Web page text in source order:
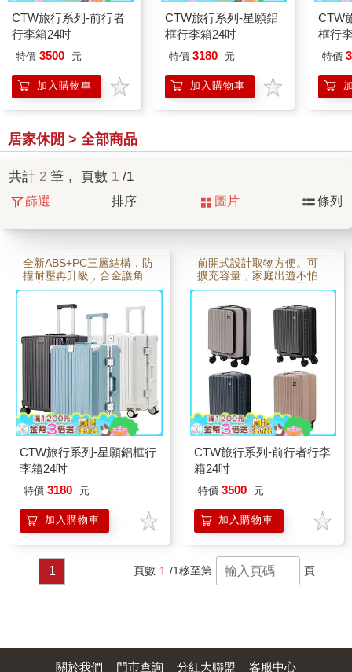
CTW旅行系列-前行者
行李箱24吋
特價 3500 元
加入購物車
CTW旅行系列-星願鋁
框行李箱24吋
特價 3180 元
加入購物車
CTW
框行
特價
居家休閒 > 全部商品
共計 2 筆， 頁數 1 /1
篩選 排序 圖片 條列
全新ABS+PC三層結構，防
撞耐壓再升級，合金護角
保護更全面。加厚三段金
導航超便利。TSA海關鎖，
與USB雙充電孔，移動中
不怕沒電。摺疊杯架可放
飲料雨傘，箱側掛勾輕鬆
掛小包。360°萬向飛機
輪，推行滑順不卡卡。行
李箱推薦，家庭旅行、商
務差旅必備！
CTW旅行系列-星願鋁框行
李箱24吋
特價 3180 元
加入購物車
前開式設計取物方便。可
擴充容量，家庭出遊不怕
裝不下。ABS+PC三層強化
加厚金屬拉桿＋手機架，
追劇導航隨手搞定。TSA海
關鎖，國際通關安心。36
0°萬向輪＋煞車，推行滑
順穩定。Type-C & USB雙
充電孔，移動中不怕沒
電。行李箱推薦，旅行與
CTW旅行系列-前行者行李
箱24吋
特價 3500 元
加入購物車
1 頁數 1 /1移至第 頁
關於我們 門市查詢 分紅大聯盟 客服中心